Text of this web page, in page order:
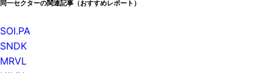
同一セクターの関連記事（おすすめレポート）
SOI.PA
SNDK
MRVL